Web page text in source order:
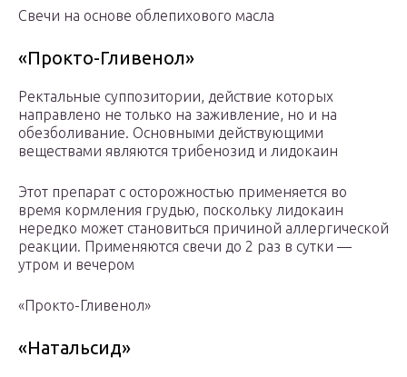
Свечи на основе облепихового масла
«Прокто-Гливенол»
Ректальные суппозитории, действие которых
направлено не только на заживление, но и на
обезболивание. Основными действующими
веществами являются трибенозид и лидокаин
Этот препарат с осторожностью применяется во
время кормления грудью, поскольку лидокаин
нередко может становиться причиной аллергической
реакции. Применяются свечи до 2 раз в сутки —
утром и вечером
«Прокто-Гливенол»
«Натальсид»